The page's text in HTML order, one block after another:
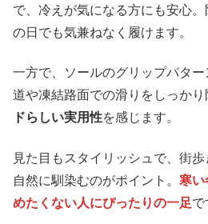
で、冷えが気になる方にも安心
の日でも気兼ねなく履けます。
一方で、ソールのグリップパタ
道や凍結路面での滑りをしっかり
ドらしい実用性を感じます。
見た目もスタイリッシュで、街
自然に馴染むのがポイント。 寒い
めたくない人にぴったりの一足で